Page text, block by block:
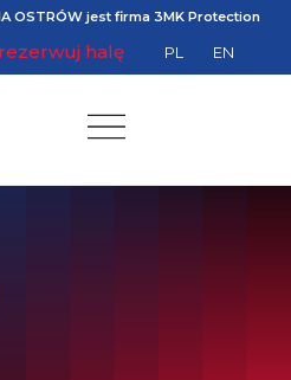
OSTRÓW jest firma 3MK Protection
halę PL EN